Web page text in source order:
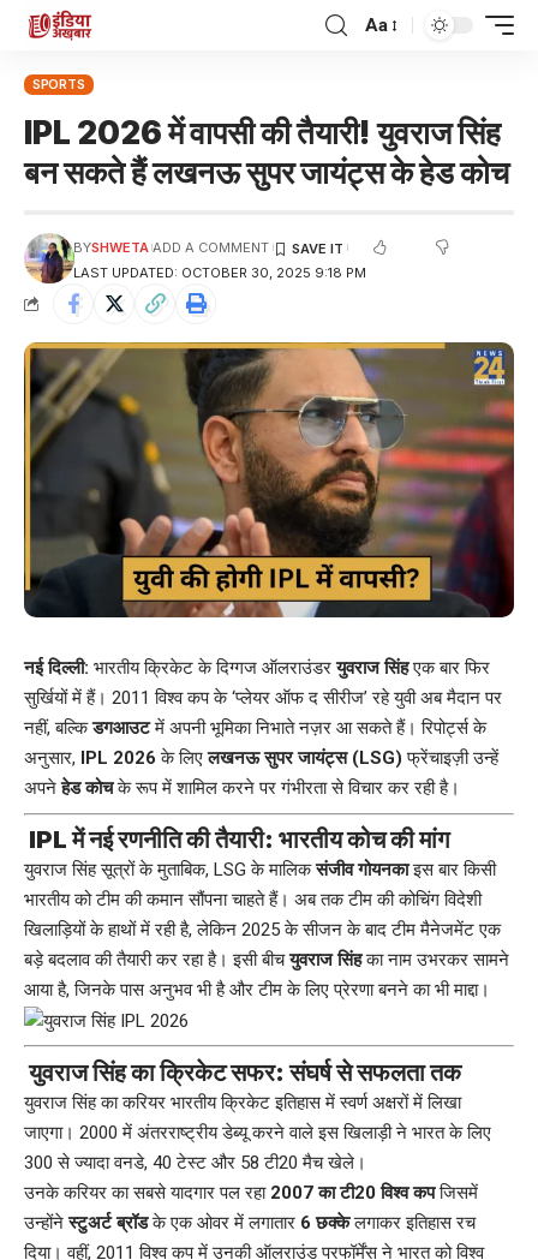
Aa
SPORTS
IPL 2026 में वापसी की तैयारी! युवराज सिंह
बन सकते हैं लखनऊ सुपर जायंट्स के हेड कोच
LAST UPDATED: OCTOBER 30, 2025 9:18 PM
BYSHWETA ADD A COMMENT
नई दिल्ली: भारतीय क्रिकेट के दिग्गज ऑलराउंडरयुवराज सिंहएक बार फिर
सुर्खियों में हैं। 2011 विश्व कप के ‘प्लेयर ऑफ द सीरीज’ रहे युवी अब मैदान पर
नहीं, बल्किडगआउटमें अपनी भूमिका निभाते नज़र आ सकते हैं। रिपोर्ट्स के
अनुसार, IPL 2026 के लिएलखनऊ सुपर जायंट्स (LSG) फ्रेंचाइज़ी उन्हें
अपनेहेड कोचके रूप में शामिल करने पर गंभीरता से विचार कर रही है।
IPL में नई रणनीति की तैयारी: भारतीय कोच की मांग
युवराज सिंह सूत्रों के मुताबिक, LSG के मालिकसंजीव गोयनकाइस बार किसी
भारतीय को टीम की कमान सौंपना चाहते हैं। अब तक टीम की कोचिंग विदेशी
खिलाड़ियों के हाथों में रही है, लेकिन 2025 के सीजन के बाद टीम मैनेजमेंट एक
बड़े बदलाव की तैयारी कर रहा है। इसी बीचयुवराज सिंहका नाम उभरकर सामने
आया है, जिनके पास अनुभव भी है और टीम के लिए प्रेरणा बनने का भी माद्दा।
युवराज सिंह का क्रिकेट सफर: संघर्ष से सफलता तक
युवराज सिंह का करियर भारतीय क्रिकेट इतिहास में स्वर्ण अक्षरों में लिखा
जाएगा। 2000 में अंतरराष्ट्रीय डेब्यू करने वाले इस खिलाड़ी ने भारत के लिए
300 से ज्यादा वनडे, 40 टेस्ट और 58 टी20 मैच खेले।
उनके करियर का सबसे यादगार पल रहा 2007 का टी20 विश्व कपजिसमें
उन्होंनेस्टुअर्ट ब्रॉडके एक ओवर में लगातार 6 छक्केलगाकर इतिहास रच
दिया। वहीं, 2011 विश्व कप में उनकी ऑलराउंड परफॉर्मेंस ने भारत को विश्व